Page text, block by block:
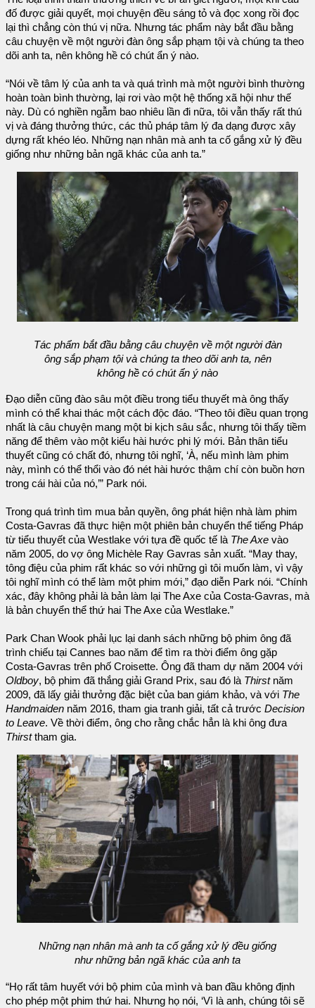
đố được giải quyết, mọi chuyện đều sáng tỏ và đọc xong rồi đọc
lại thì chẳng còn thú vị nữa. Nhưng tác phẩm này bắt đầu bằng
câu chuyện về một người đàn ông sắp phạm tội và chúng ta theo
dõi anh ta, nên không hề có chút ẩn ý nào.
“Nói về tâm lý của anh ta và quá trình mà một người bình thường
hoàn toàn bình thường, lại rơi vào một hệ thống xã hội như thế
này. Dù có nghiền ngẫm bao nhiêu lần đi nữa, tôi vẫn thấy rất thú
vị và đáng thưởng thức, các thủ pháp tâm lý đa dạng được xây
dựng rất khéo léo. Những nạn nhân mà anh ta cố gắng xử lý đều
giống như những bản ngã khác của anh ta.”
Tác phẩm bắt đầu bằng câu chuyện về một người đàn
ông sắp phạm tội và chúng ta theo dõi anh ta, nên
không hề có chút ẩn ý nào
Đạo diễn cũng đào sâu một điều trong tiểu thuyết mà ông thấy
mình có thể khai thác một cách độc đáo. “Theo tôi điều quan trọng
nhất là câu chuyện mang một bi kịch sâu sắc, nhưng tôi thấy tiềm
năng để thêm vào một kiểu hài hước phi lý mới. Bản thân tiểu
thuyết cũng có chất đó, nhưng tôi nghĩ, ‘À, nếu mình làm phim
này, mình có thể thổi vào đó nét hài hước thậm chí còn buồn hơn
trong cái hài của nó,’” Park nói.
Trong quá trình tìm mua bản quyền, ông phát hiện nhà làm phim
Costa-Gavras đã thực hiện một phiên bản chuyển thể tiếng Pháp
từ tiểu thuyết của Westlake với tựa đề quốc tế là The Axe vào
năm 2005, do vợ ông Michèle Ray Gavras sản xuất. “May thay,
tông điệu của phim rất khác so với những gì tôi muốn làm, vì vậy
tôi nghĩ mình có thể làm một phim mới,” đạo diễn Park nói. “Chính
xác, đây không phải là bản làm lại The Axe của Costa-Gavras, mà
là bản chuyển thể thứ hai The Axe của Westlake.”
Park Chan Wook phải lục lại danh sách những bộ phim ông đã
trình chiếu tại Cannes bao năm để tìm ra thời điểm ông gặp
Costa-Gavras trên phố Croisette. Ông đã tham dự năm 2004 với
Oldboy, bộ phim đã thắng giải Grand Prix, sau đó là Thirstnăm
2009, đã lấy giải thưởng đặc biệt của ban giám khảo, và với The
Handmaiden năm 2016, tham gia tranh giải, tất cả trước Decision
to Leave. Về thời điểm, ông cho rằng chắc hẳn là khi ông đưa
Thirsttham gia.
Những nạn nhân mà anh ta cố gắng xử lý đều giống
như những bản ngã khác của anh ta
“Họ rất tâm huyết với bộ phim của mình và ban đầu không định
cho phép một phim thứ hai. Nhưng họ nói, ‘Vì là anh, chúng tôi sẽ